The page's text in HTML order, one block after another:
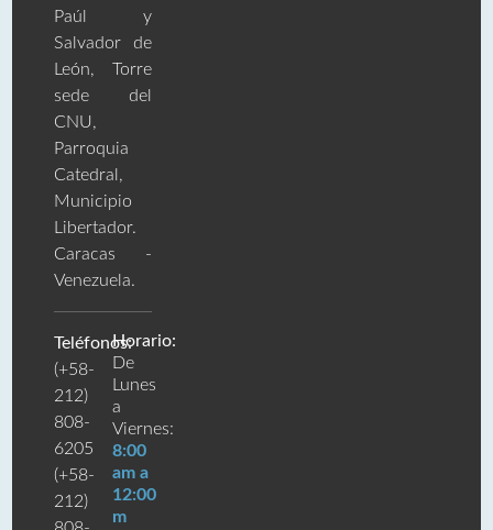
Paúl y
Salvador de
León, Torre
sede del
CNU,
Parroquia
Catedral,
Municipio
Libertador.
Caracas -
Venezuela.
Teléfonos:
(+58-
212)
808-
6205
(+58-
212)
Horario:
De
Lunes
a
Viernes:
8:00
am a
12:00
m